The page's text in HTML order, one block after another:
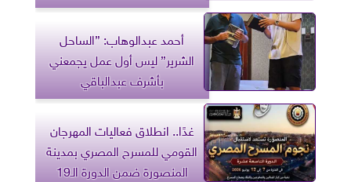
أحمد عبدالوهاب: ”الساحل
الشرير” ليس أول عمل يجمعني
بأشرف عبدالباقي
غدًا.. انطلاق فعاليات المهرجان
القومي للمسرح المصري بمدينة
المنصورة ضمن الدورة الـ19